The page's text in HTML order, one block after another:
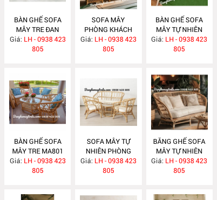
BÀN GHẾ SOFA
MÂY TRE ĐAN
MA813
Giá: LH - 0938 423
805
SOFA MÂY
PHÒNG KHÁCH
MA812
Giá: LH - 0938 423
805
BÀN GHẾ SOFA
MÂY TỰ NHIÊN
PHÒNG KHÁCH
MA811
Giá: LH - 0938 423
805
BÀN GHẾ SOFA
MÂY TRE MA801
Giá: LH - 0938 423
805
SOFA MÂY TỰ
NHIÊN PHÒNG
KHÁCH MA800
Giá: LH - 0938 423
805
BĂNG GHẾ SOFA
MÂY TỰ NHIÊN
PHÒNG KHÁCH
MA799
Giá: LH - 0938 423
805